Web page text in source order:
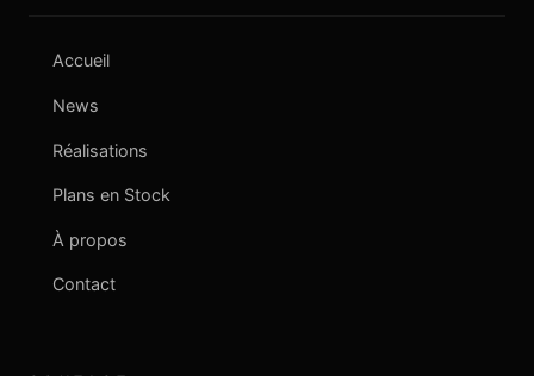
Accueil
News
Réalisations
Plans en Stock
À propos
Contact